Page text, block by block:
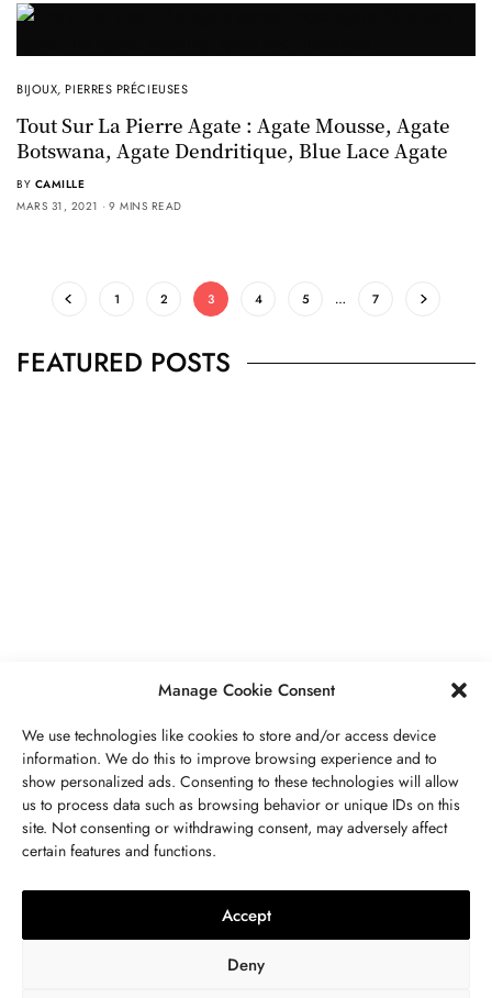
Manage Cookie Consent
We use technologies like cookies to store and/or access device
information. We do this to improve browsing experience and to
show personalized ads. Consenting to these technologies will allow
us to process data such as browsing behavior or unique IDs on this
site. Not consenting or withdrawing consent, may adversely affect
certain features and functions.
Accept
Deny
BIJOUX,PIERRES PRÉCIEUSES
Tout Sur La Pierre Agate : Agate Mousse, Agate
Botswana, Agate Dendritique, Blue Lace Agate
BY CAMILLE
MARS 31, 2021
9 MINS READ
1 2 3 4 5 … 7
FEATURED POSTS
Collier 7 Chakras : Signification,
Vertus, Purification Et Utilisation
CONTACTEZ NOUS